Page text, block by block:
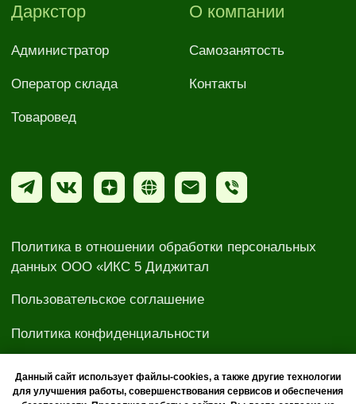
Данный сайт использует файлы-cookies, а также другие технологии
для улучшения работы, совершенствования сервисов и обеспечения